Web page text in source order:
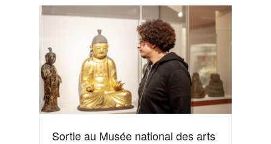
Sortie au Musée national des arts